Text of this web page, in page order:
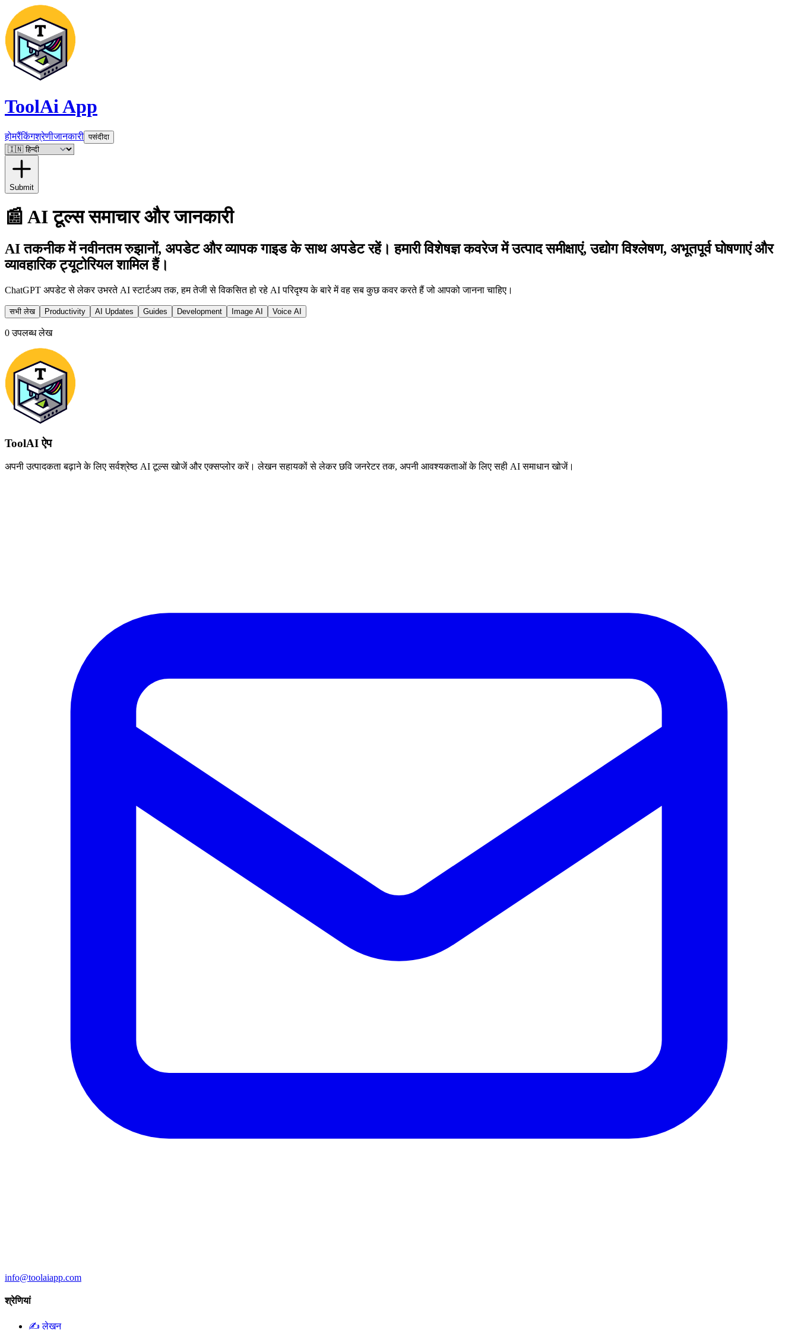
ToolAi App
होमरैंकिंगश्रेणीजानकारी पसंदीदा
Submit
📰 AI टूल्स समाचार और जानकारी
AI तकनीक में नवीनतम रुझानों, अपडेट और व्यापक गाइड के साथ अपडेट रहें। हमारी विशेषज्ञ कवरेज में उत्पाद समीक्षाएं, उद्योग विश्लेषण, अभूतपूर्व घोषणाएं और
व्यावहारिक ट्यूटोरियल शामिल हैं।
ChatGPT अपडेट से लेकर उभरते AI स्टार्टअप तक, हम तेजी से विकसित हो रहे AI परिदृश्य के बारे में वह सब कुछ कवर करते हैं जो आपको जानना चाहिए।
सभी लेख Productivity AI Updates Guides Development Image AI Voice AI
0 उपलब्ध लेख
ToolAI ऐप
अपनी उत्पादकता बढ़ाने के लिए सर्वश्रेष्ठ AI टूल्स खोजें और एक्सप्लोर करें। लेखन सहायकों से लेकर छवि जनरेटर तक, अपनी आवश्यकताओं के लिए सही AI समाधान खोजें।
info@toolaiapp.com
श्रेणियां
✍️लेखन